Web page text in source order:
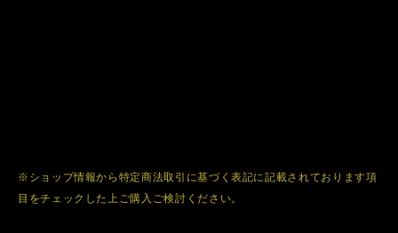
※ショップ情報から特定商法取引に基づく表記に記載されております項
目をチェックした上ご購入ご検討ください。